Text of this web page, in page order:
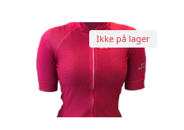
Ikke på lager